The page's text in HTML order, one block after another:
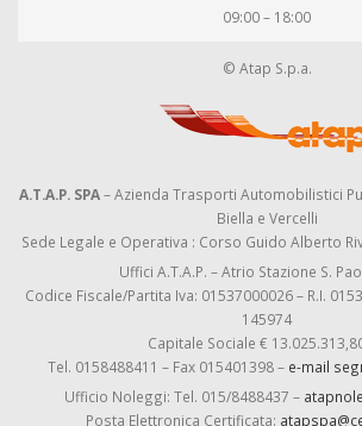
09:00 – 18:00
© Atap S.p.a.
A.T.A.P. SPA– Azienda Trasporti Automobilistici
Biella e Vercelli
Sede Legale e Operativa : Corso Guido Alberto
Uffici A.T.A.P. – Atrio Stazione S.
Codice Fiscale/Partita Iva: 01537000026 – R.I.
145974
Capitale Sociale €
Tel. 0158488411 – Fax 015401398 – e-mail
Ufficio Noleggi: Tel. 015/8488437 –
Posta Elettronica Certificata: